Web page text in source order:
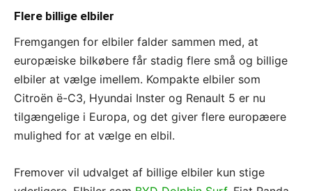
Flere billige elbiler
Fremgangen for elbiler falder sammen med, at
europæiske bilkøbere får stadig flere små og billige
elbiler at vælge imellem. Kompakte elbiler som
Citroën ë-C3, Hyundai Inster og Renault 5 er nu
tilgængelige i Europa, og det giver flere europæere
mulighed for at vælge en elbil.
Fremover vil udvalget af billige elbiler kun stige